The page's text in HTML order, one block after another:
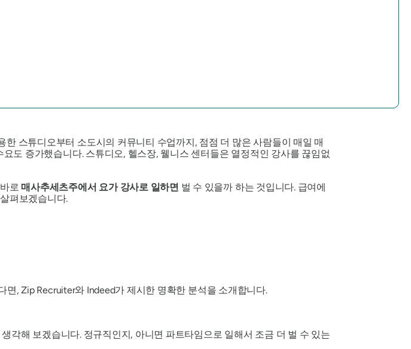
스튜디오부터 소도시의 커뮤니티 수업까지, 점점 더 많은 사람들이 매일 매
도 증가했습니다. 스튜디오, 헬스장, 웰니스 센터들은 열정적인 강사를 끊임없
로 매사추세츠주에서 요가 강사로 일하면 벌 수 있을까 하는 것입니다. 급여에
펴보겠습니다.
, Zip Recruiter와 Indeed가 제시한 명확한 분석을 소개합니다.
각해 보겠습니다. 정규직인지, 아니면 파트타임으로 일해서 조금 더 벌 수 있는